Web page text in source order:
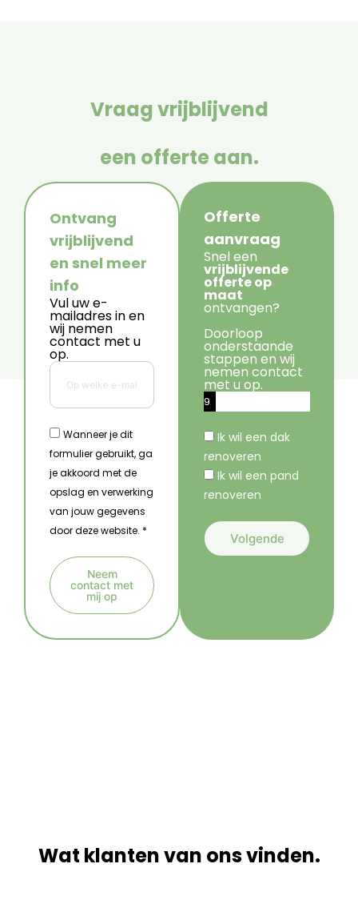
Vraag vrijblijvend
een offerte aan.
Ontvang
vrijblijvend
en snel meer
info
Vul uw e-
mailadres in en
wij nemen
contact met u
op.
Wanneer je dit
formulier gebruikt, ga
je akkoord met de
opslag en verwerking
van jouw gegevens
door deze website. *
Neem
contact met
mij op
l
Offerte
aanvraag
Snel een
vrijblijvende
offerte op
maat
ontvangen?
Doorloop
onderstaande
stappen en wij
nemen contact
met u op.
9
Ik wil een dak
renoveren
Ik wil een pand
renoveren
Volgende
r
Wat klanten van ons vinden.